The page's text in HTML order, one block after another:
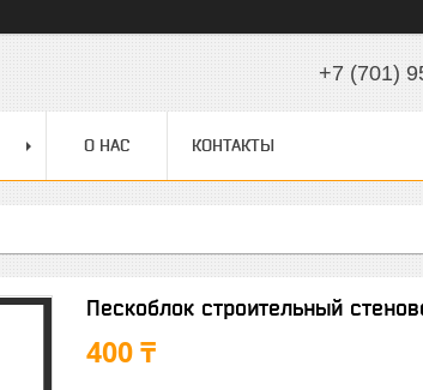
+7 (701)
О НАС КОНТАКТЫ
Пескоблок строительный
400 ₸